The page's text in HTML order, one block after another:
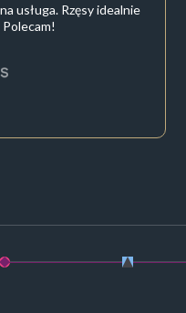
usługa. Rzęsy idealnie